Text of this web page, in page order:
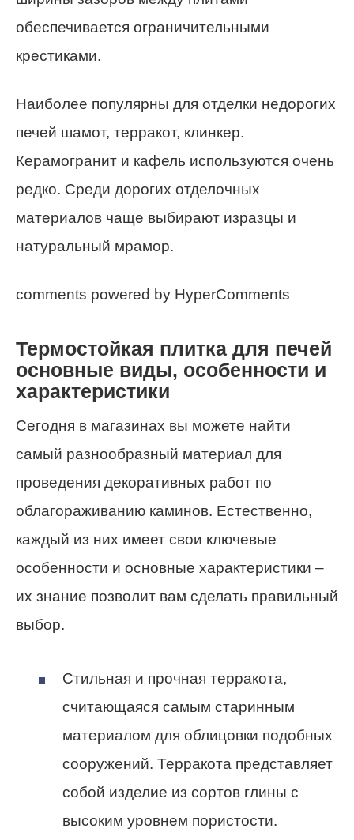
обеспечивается ограничительными
крестиками.
Наиболее популярны для отделки недорогих
печей шамот, терракот, клинкер.
Керамогранит и кафель используются очень
редко. Среди дорогих отделочных
материалов чаще выбирают изразцы и
натуральный мрамор.
comments powered by HyperComments
Термостойкая плитка для печей
основные виды, особенности и
характеристики
Сегодня в магазинах вы можете найти
самый разнообразный материал для
проведения декоративных работ по
облагораживанию каминов. Естественно,
каждый из них имеет свои ключевые
особенности и основные характеристики –
их знание позволит вам сделать правильный
выбор.
Стильная и прочная терракота,
считающаяся самым старинным
материалом для облицовки подобных
сооружений. Терракота представляет
собой изделие из сортов глины с
высоким уровнем пористости.